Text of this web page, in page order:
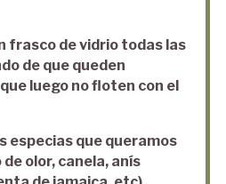
frasco de vidrio todas las
de que queden
luego no floten con el
especias que queramos
olor, canela, anís